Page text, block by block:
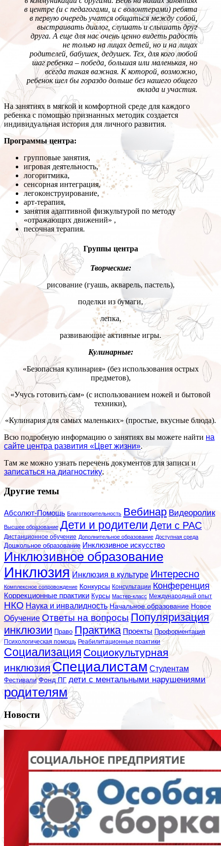
в центре (и с педагогами, и с волонтерами) ребята
в первую очередь учатся общаться между собой,
выстраивать диалог, слушать и слышать друг
друга. А еще для нас очень ценно видеть радость
не только на лицах детей, но и на лицах
родителей, бабушек, дедушек. Тех, для кого любой
шаг ребенка – победа, большая или маленькая, но
всегда такая важная. К которой, возможно,
ребенок шел бы гораздо дольше без нашего общего
вклада и участия.
На занятиях в мягкой и комфортной среде для каждого
ребенка с помощью признанных методик создается
индивидуальная история для личного развития.
Программы центра:
групповые занятия,
игровая деятельность,
логоритмика,
сенсорная интеграция,
легоконструирование,
арт-терапия,
занятия адаптивной физкультурой по методу
«отражающих движений» ,
песочная терапия.
Группы центра
Творческие:
рисование (гуашь, акварель, пастель),
поделки из бумаги,
лепка,
развивающие активные игры.
Кулинарные:
«Безопасная кулинария» (без использования острых
предметов),
«Учусь готовить сам» (с использованием ножей и бытовой
техники),
«Кулинария для самых маленьких» (простые, вкусные блюда).
Всю подробную информацию о занятиях вы можете найти на
сайте центра развития «Цвет жизни».
Там же можно узнать перечень документов для записи и
записаться на диагностику.
Другие темы
Абсолют-Помощь Благотворительность Вебинар Видеоролик
Высшее образование Дети и родители Дети с РАС
Дистанционное обучение Дополнительное образование Доступная среда
Дошкольное образование Инклюзивное искусство
Инклюзивное образование
Инклюзия Инклюзия в культуре Интересно
Комплексное сопровождение Конкурсы Консультации Конференция
Коррекционные практики Курсы Мастер-класс Международный опыт
НКО Наука и инвалидность Начальное образование Новое
Обучение Ответы на вопросы Популяризация
инклюзии
Право Практика Проекты Профориентация
Психологическая помощь Реабилитационные практики
Социализация Социокультурная
инклюзия Специалистам Студентам
Фестивали Фонд ПГ дети с ментальными нарушениями
родителям
Новости